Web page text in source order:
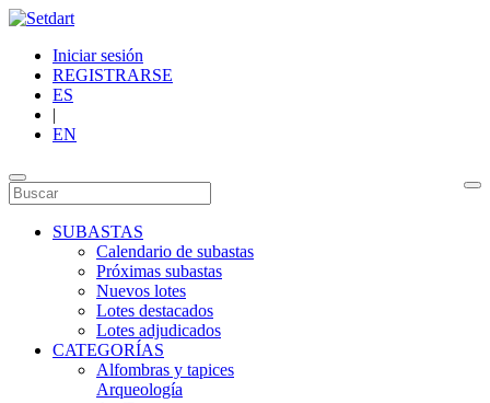
Iniciar sesión
REGISTRARSE
ES
|
EN
SUBASTAS
Calendario de subastas
Próximas subastas
Nuevos lotes
Lotes destacados
Lotes adjudicados
CATEGORÍAS
Alfombras y tapices
Arqueología